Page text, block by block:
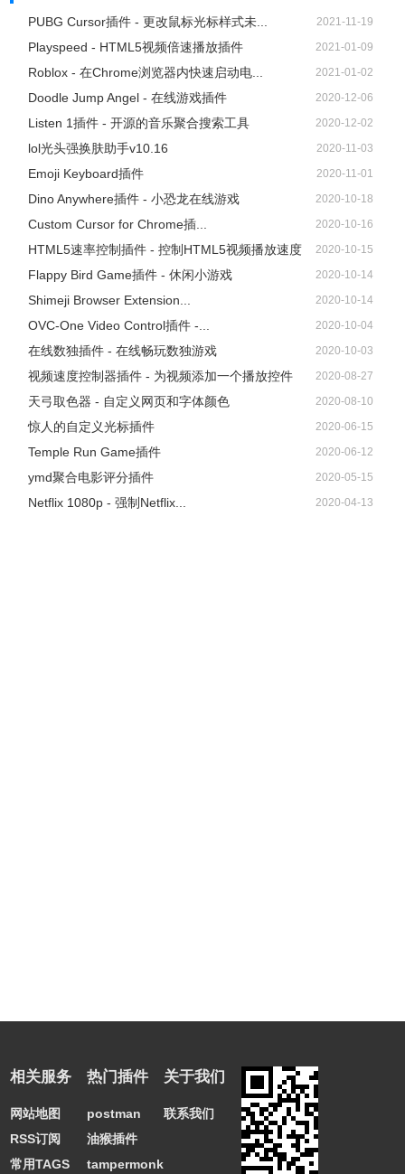
PUBG Cursor插件 - 更改鼠标光标样式未... 2021-11-19
Playspeed - HTML5视频倍速播放插件 2021-01-09
Roblox - 在Chrome浏览器内快速启动电... 2021-01-02
Doodle Jump Angel - 在线游戏插件 2020-12-06
Listen 1插件 - 开源的音乐聚合搜索工具 2020-12-02
lol光头强换肤助手v10.16 2020-11-03
Emoji Keyboard插件 2020-11-01
Dino Anywhere插件 - 小恐龙在线游戏 2020-10-18
Custom Cursor for Chrome插... 2020-10-16
HTML5速率控制插件 - 控制HTML5视频播放速度 2020-10-15
Flappy Bird Game插件 - 休闲小游戏 2020-10-14
Shimeji Browser Extension... 2020-10-14
OVC-One Video Control插件 -... 2020-10-04
在线数独插件 - 在线畅玩数独游戏 2020-10-03
视频速度控制器插件 - 为视频添加一个播放控件 2020-08-27
天弓取色器 - 自定义网页和字体颜色 2020-08-10
惊人的自定义光标插件 2020-06-15
Temple Run Game插件 2020-06-12
ymd聚合电影评分插件 2020-05-15
Netflix 1080p - 强制Netflix... 2020-04-13
相关服务
网站地图
RSS订阅
常用TAGS
热门插件
postman
油猴插件
tampermonkey
关于我们
联系我们